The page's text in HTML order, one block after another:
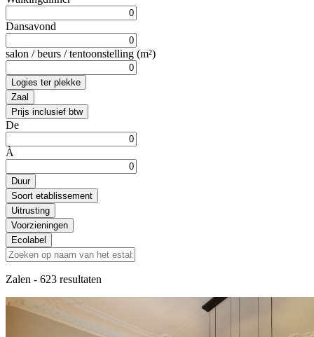
Dansavond
salon / beurs / tentoonstelling (m²)
Logies ter plekke
Zaal
Prijs inclusief btw
De
À
Duur
Soort etablissement
Uitrusting
Voorzieningen
Ecolabel
Zalen - 623 resultaten